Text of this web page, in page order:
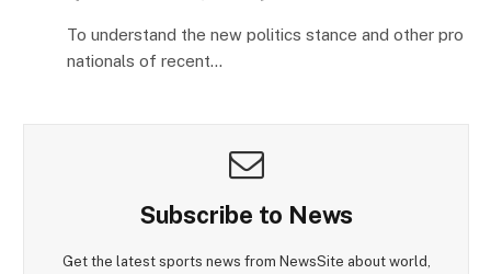
To understand the new politics stance and other pro
nationals of recent…
Subscribe to News
Get the latest sports news from NewsSite about world,